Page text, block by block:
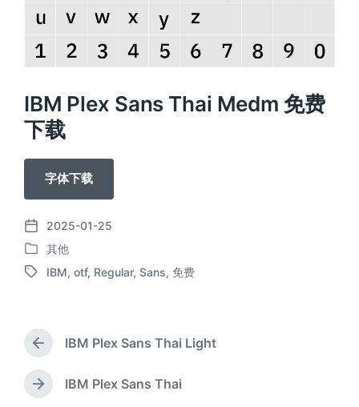
IBM Plex Sans Thai Medm 免费
下载
字体下载
发
布
日
2025-01-25
发
布
其他
标
IBM, otf, Regular, Sans, 免费
上
篇
文
章
IBM Plex Sans Thai Light
下
IBM Plex Sans Thai